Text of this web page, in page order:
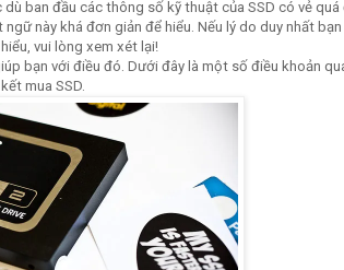
dù ban đầu các thông số kỹ thuật của SSD có vẻ
này khá đơn giản để hiểu. Nếu lý do duy nhất
vui lòng xem xét lại!
bạn với điều đó. Dưới đây là một số điều khoản
mua SSD.